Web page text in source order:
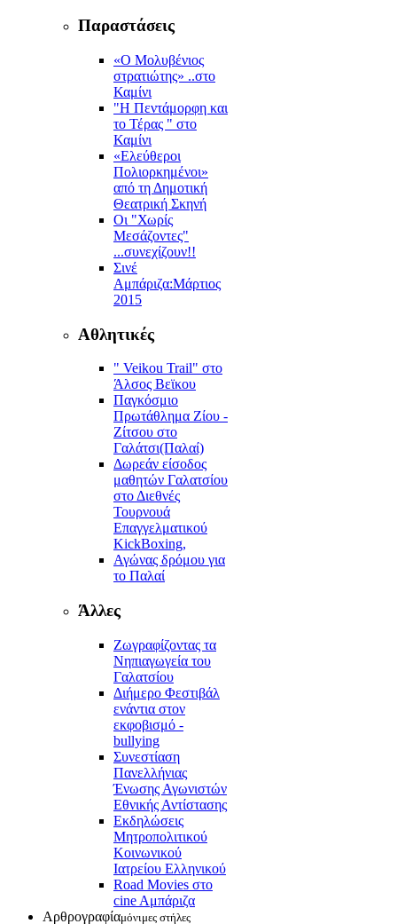
Παραστάσεις
«Ο Μολυβένιος
στρατιώτης» ..στο
Καμίνι
"Η Πεντάμορφη και
το Τέρας " στο
Καμίνι
«Ελεύθεροι
Πολιορκημένοι»
από τη Δημοτική
Θεατρική Σκηνή
Οι "Χωρίς
Μεσάζοντες"
...συνεχίζουν!!
Σινέ
Αμπάριζα:Mάρτιος
2015
Αθλητικές
" Veikou Trail" στο
Άλσος Βεϊκου
Παγκόσμιο
Πρωτάθλημα Ζίου -
Ζίτσου στο
Γαλάτσι(Παλαί)
Δωρεάν είσοδος
μαθητών Γαλατσίου
στο Διεθνές
Τουρνουά
Επαγγελματικού
KickBoxing,
Αγώνας δρόμου για
το Παλαί
Άλλες
Ζωγραφίζοντας τα
Νηπιαγωγεία του
Γαλατσίου
Διήμερο Φεστιβάλ
ενάντια στον
εκφοβισμό -
bullying
Συνεστίαση
Πανελλήνιας
Ένωσης Αγωνιστών
Εθνικής Αντίστασης
Εκδηλώσεις
Μητροπολιτικού
Κοινωνικού
Ιατρείου Ελληνικού
Road Movies στο
cine Aμπάριζα
Αρθρογραφίαμόνιμες στήλες